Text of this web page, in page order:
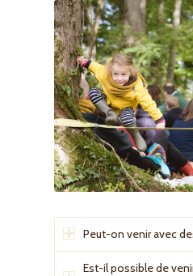
Peut-on venir avec
Est-il possible de